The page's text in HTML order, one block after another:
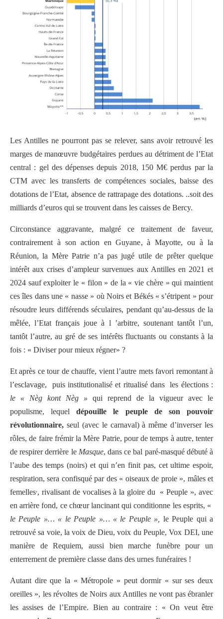
Les Antilles ne pourront pas se relever, sans avoir retrouvé les
marges de manœuvre budgétaires perdues au détriment de l’Etat
central : gel des dépenses depuis 2018, 150 M€ perdus par la
CTM avec les transferts de compétences sociales, baisse des
dotations de l’Etat, absence de rattrapage des dotations. ..soit des
milliards d’euros qui se trouvent dans les caisses de Bercy.
Circonstance aggravante, malgré ce traitement de faveur,
contrairement à son action en Guyane, à Mayotte, ou à la
Réunion, la Mère Patrie n’a pas jugé utile de prêter quelque
intérêt aux crises d’ampleur survenues aux Antilles en 2021 et
2024 sauf exploiter le « filon » de la « vie chère » qui maintient
ces îles dans une « nasse » où Noirs et Békés « s’étripent » pour
résoudre leurs différends séculaires, pendant qu’au-dessus de la
mêlée, l’Etat français joue à l ’arbitre, soutenant tantôt l’un,
tantôt l’autre, au gré de ses intérêts fluctuants ou constants à la
fois : « Diviser pour mieux régner» ?
Et après ce tour de chauffe, vient l’autre mets favori remontant à
l’esclavage, puis institutionalisé et ritualisé dans les élections :
le « Nèg kont Nèg » qui reprend de la vigueur avec le
populisme, lequeldépouille le peuple de son pouvoir
révolutionnaire, seul (avec le carnaval) à même d’inverser les
rôles, de faire frémir la Mère Patrie, pour de temps à autre, tenter
de respirer derrière le Masque, dans ce bal paré-masqué débuté à
l’aube des temps (noirs) et qui n’en finit pas, cet ultime espoir,
respiration, sera confisqué par des « oiseaux de proie », mâles et
femelles,, rivalisant de vocalises à la gloire du « Peuple », avec
en arrière fond, ce chœur lancinant qui conditionne les esprits, «
le Peuple »… « le Peuple »… « le Peuple », le Peuple qui a
retrouvé sa voie, la voix de Dieu, voix du Peuple, Vox DEI, une
manière de Requiem, aussi bien marche funèbre pour un
enterrement de première classe dans des urnes funéraires !
Autant dire que la « Métropole » peut dormir « sur ses deux
oreilles », les révoltes de Noirs aux Antilles ne vont pas ébranler
les assises de l’Empire. Bien au contraire : « On veut être